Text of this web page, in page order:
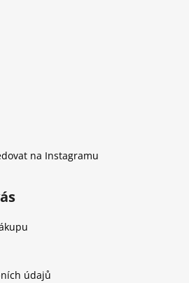
na Instagramu
údajů